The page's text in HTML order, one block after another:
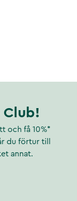
Club!
och få 10%*
du förtur till
annat.